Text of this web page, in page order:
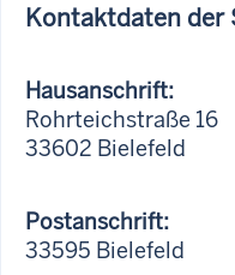
Kontaktdaten der
Hausanschrift:
Rohrteichstraße 16
33602 Bielefeld
Postanschrift:
33595 Bielefeld